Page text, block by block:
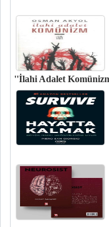
''İlahi Adalet
“İlahi Adalet Komünizm”
alenen aşağılamaktan” 7